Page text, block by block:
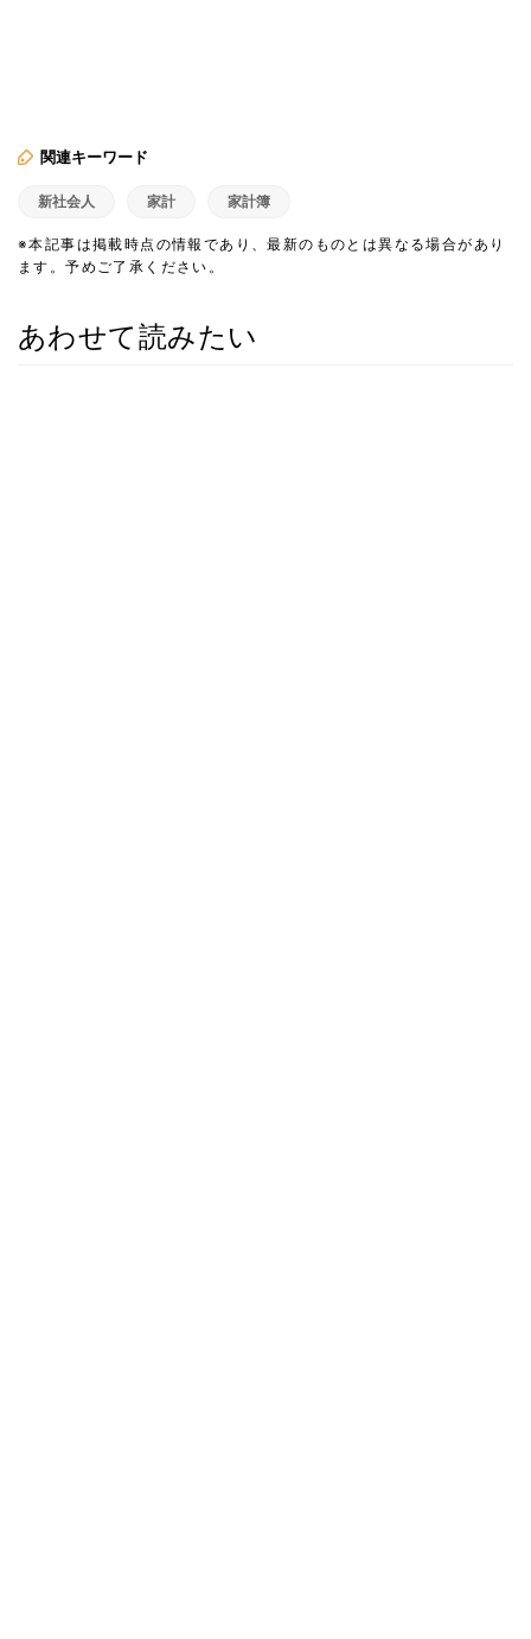
関連キーワード
新社会人 家計 家計簿
※本記事は掲載時点の情報であり、最新のものとは異なる場合があり
ます。予めご了承ください。
あわせて読みたい